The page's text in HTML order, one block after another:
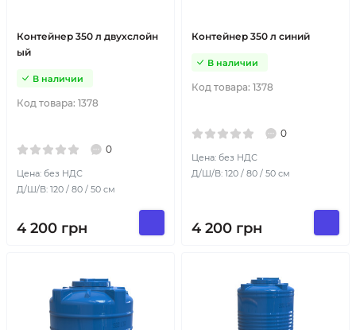
Контейнер 350 л двухслойн
ый
Код товара: 1378
В наличии
0
Цена: без НДС
Д/Ш/В: 120 / 80 / 50 см
4 200 грн
Контейнер 350 л синий
Код товара: 1378
В наличии
0
Цена: без НДС
Д/Ш/В: 120 / 80 / 50 см
4 200 грн